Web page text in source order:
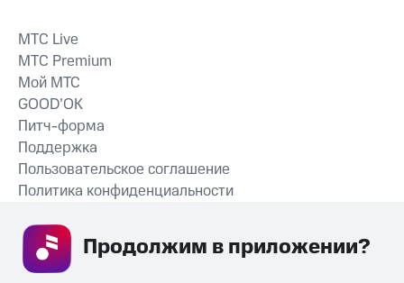
СКАЧАТЬ ПРИЛОЖЕНИЕ
MTС Live
MTС Premium
Мой МТС
GOOD’OK
Питч-форма
Поддержка
Пользовательское соглашение
Политика конфиденциальности